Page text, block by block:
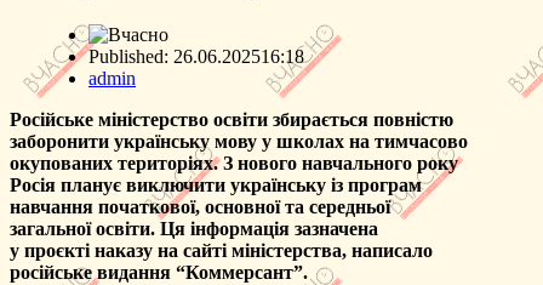
Published: 26.06.202516:18
Author
admin
Російське міністерство освіти збирається повністю
заборонити українську мову у школах на тимчасово
окупованих територіях. З нового навчального року
Росія планує виключити українську із програм
навчання початкової, основної та середньої
загальної освіти. Ця інформація зазначена
у проєкті наказу на сайті міністерства, написало
російське видання “Коммерсант”.